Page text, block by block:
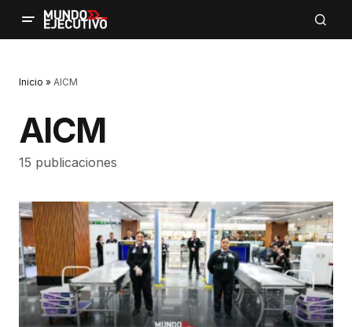
Inicio » AICM
AICM
15 publicaciones